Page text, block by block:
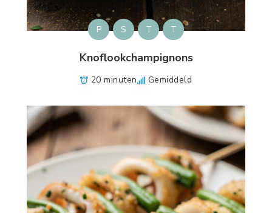
P S T T
Knoflookchampignons
20 minuten Gemiddeld